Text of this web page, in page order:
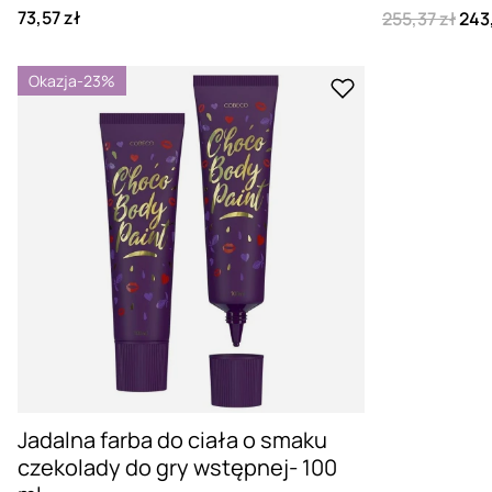
73,57 zł 255,37 zł
Okazja-23%
Jadalna farba do ciała o smaku
czekolady do gry wstępnej- 100